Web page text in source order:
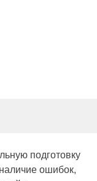
подготовку
ошибок,